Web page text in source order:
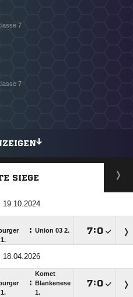
7
7
SIEGE
19.10.2024
: Union 03 2. :
18.04.2026
:
Komet
Blankenese
1.
: